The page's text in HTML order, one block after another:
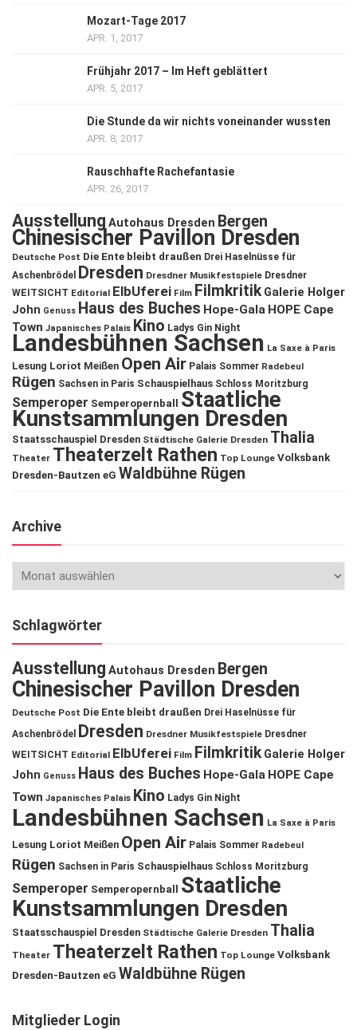
Mozart-Tage 2017
APR. 1, 2017
Frühjahr 2017 – Im Heft geblättert
APR. 5, 2017
Die Stunde da wir nichts voneinander wussten
APR. 8, 2017
Rauschhafte Rachefantasie
APR. 26, 2017
Ausstellung Autohaus Dresden Bergen
Chinesischer Pavillon Dresden
Deutsche Post Die Ente bleibt draußen Drei Haselnüsse für
Aschenbrödel
Dresden Dresdner Musikfestspiele Dresdner
WEITSICHT Editorial ElbUferei Film Filmkritik Galerie Holger
John Genuss Haus des Buches Hope-Gala HOPE Cape
Town Japanisches Palais Kino Ladys Gin Night
Landesbühnen Sachsen La Saxe à Paris
Lesung Loriot Meißen Open Air Palais Sommer Radebeul
Rügen Sachsen in Paris Schauspielhaus Schloss Moritzburg
Semperoper Semperopernball Staatliche
Kunstsammlungen Dresden
Staatsschauspiel Dresden Städtische Galerie Dresden Thalia
Theater Theaterzelt Rathen Top Lounge Volksbank
Dresden-Bautzen eG Waldbühne Rügen
Archive
Schlagwörter
Ausstellung Autohaus Dresden Bergen
Chinesischer Pavillon Dresden
Deutsche Post Die Ente bleibt draußen Drei Haselnüsse für
Aschenbrödel
Dresden Dresdner Musikfestspiele Dresdner
WEITSICHT Editorial ElbUferei Film Filmkritik Galerie Holger
John Genuss Haus des Buches Hope-Gala HOPE Cape
Town Japanisches Palais Kino Ladys Gin Night
Landesbühnen Sachsen La Saxe à Paris
Lesung Loriot Meißen Open Air Palais Sommer Radebeul
Rügen Sachsen in Paris Schauspielhaus Schloss Moritzburg
Semperoper Semperopernball
Staatliche
Kunstsammlungen Dresden
Staatsschauspiel Dresden Städtische Galerie Dresden Thalia
Theater Theaterzelt Rathen Top Lounge Volksbank
Dresden-Bautzen eG Waldbühne Rügen
Mitglieder Login